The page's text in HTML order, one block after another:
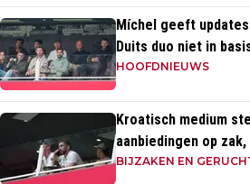
Míchel geeft
Duits duo niet in
HOOFDNIEUWS
Kroatisch medium
aanbiedingen op
BIJZAKEN EN